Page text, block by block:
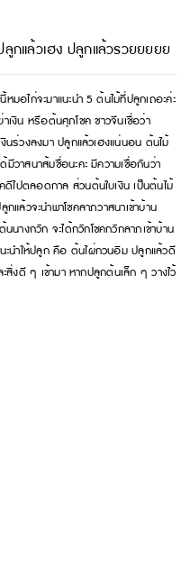
กแล้วเฮง ปลูกแล้วรวยยยยย
อไก่จะมาแนะนำ 5 ต้นไม้ที่ปลูกเถอะค่ะ
เงิน หรือต้นศุภโชค ชาวจีนเชื่อว่า
งินร่วงลงมา ปลูกแล้วเฮงแน่นอน ต้นไม้
วาสนาส้มชื่อนะคะ มีความเชื่อกันว่า
ไปตลอดกาล ส่วนต้นใบเงิน เป็นต้นไม้
แล้วจะนำพาโชคลาภวาสนาเข้าบ้าน
งกวัก จะได้กวักโชคกวักลาภเข้าบ้าน
นำให้ปลูก คือ ต้นไผ่กวนอิม ปลูกแล้วดี
ะสิ่งดี ๆ เข้ามา หากปลูกต้นเล็ก ๆ วางไว้